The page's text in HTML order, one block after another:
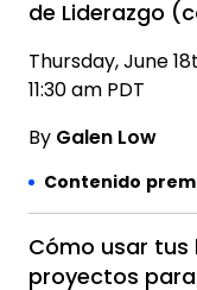
de Liderazgo
Thursday, June
11:30 am PDT
By Galen Low
Contenido
Cómo usar tus
proyectos